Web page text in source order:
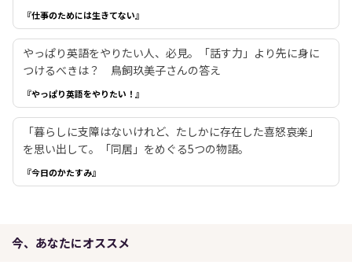
『仕事のためには生きてない』
やっぱり英語をやりたい人、必見。「話す力」より先に身に
つけるべきは？ 鳥飼玖美子さんの答え
『やっぱり英語をやりたい！』
「暮らしに支障はないけれど、たしかに存在した喜怒哀楽」
を思い出して。「同居」をめぐる5つの物語。
『今日のかたすみ』
今、あなたにオススメ